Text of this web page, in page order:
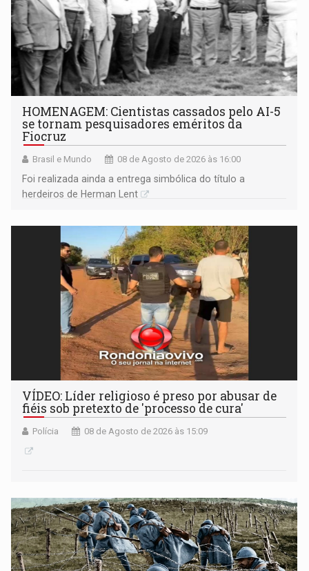
HOMENAGEM: Cientistas cassados pelo AI-5
se tornam pesquisadores eméritos da
Fiocruz
Brasil e Mundo 08 de Agosto de 2026 às 16:00
Foi realizada ainda a entrega simbólica do título a
herdeiros de Herman Lent
VÍDEO: Líder religioso é preso por abusar de
fiéis sob pretexto de 'processo de cura'
Polícia 08 de Agosto de 2026 às 15:09